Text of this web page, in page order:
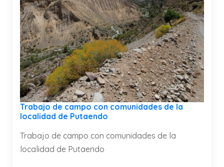
Trabajo de campo con comunidades de la
localidad de Putaendo
Trabajo de campo con comunidades de la
localidad de Putaendo